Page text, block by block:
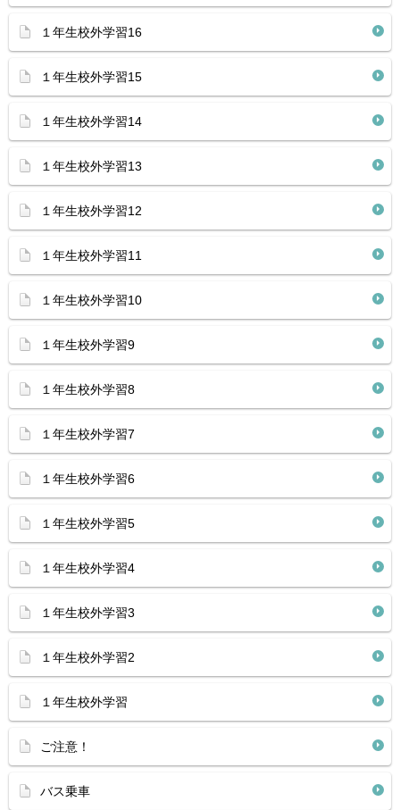
１年生校外学習16
１年生校外学習15
１年生校外学習14
１年生校外学習13
１年生校外学習12
１年生校外学習11
１年生校外学習10
１年生校外学習9
１年生校外学習8
１年生校外学習7
１年生校外学習6
１年生校外学習5
１年生校外学習4
１年生校外学習3
１年生校外学習2
１年生校外学習
ご注意！
バス乗車